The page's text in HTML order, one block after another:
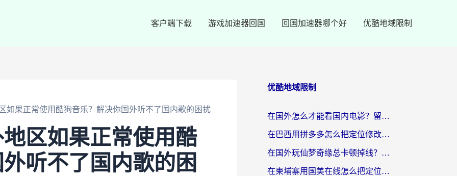
客户端下载 游戏加速器回国 回国加速器哪个好 优酷地域限制
如果正常使用酷狗音乐？解决你国外听不了国内歌的困扰
区如果正常使用酷
听不了国内歌的困
优酷地域限制
在国外怎么才能看国内电影？留学生亲测有效的地域限制突破指南
在巴西用拼多多怎么把定位修改到中国国内？3步解决海外党痛点，附芒果TV伊对可用攻略
在国外玩仙梦奇缘总卡顿掉线？教你突破限制+搞定追剧查诉讼的实用攻略
在柬埔寨用国美在线怎么把定位修改到中国国内？3个海外生活痛点一次解决